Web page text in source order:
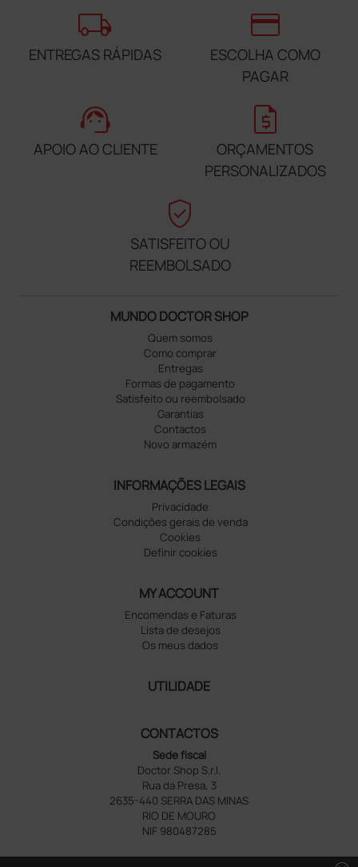
local_shipping
ENTREGAS RÁPIDAS
credit_card
ESCOLHA COMO
PAGAR
support_agent
APOIO AO CLIENTE
request_quote
ORÇAMENTOS
PERSONALIZADOS
verified_user
SATISFEITO OU
REEMBOLSADO
MUNDO DOCTOR SHOP
Quem somos
Como comprar
Entregas
Formas de pagamento
Satisfeito ou reembolsado
Garantias
Contactos
Novo armazém
INFORMAÇÕES LEGAIS
Privacidade
Condições gerais de venda
Cookies
Definir cookies
MY ACCOUNT
Encomendas e Faturas
Lista de desejos
Os meus dados
UTILIDADE
CONTACTOS
Sede fiscal
Doctor Shop S.r.l.
Rua da Presa, 3
2635-440 SERRA DAS MINAS
RIO DE MOURO
NIF 980487285